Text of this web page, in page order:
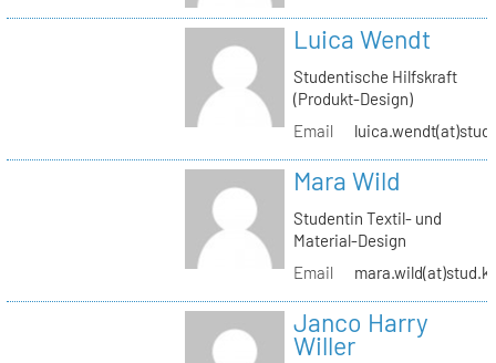
Luica Wendt
Studentische Hilfskraft
(Produkt-Design)
Email
Mara Wild
Studentin Textil- und
Material-Design
Email
Janco Harry
Willer